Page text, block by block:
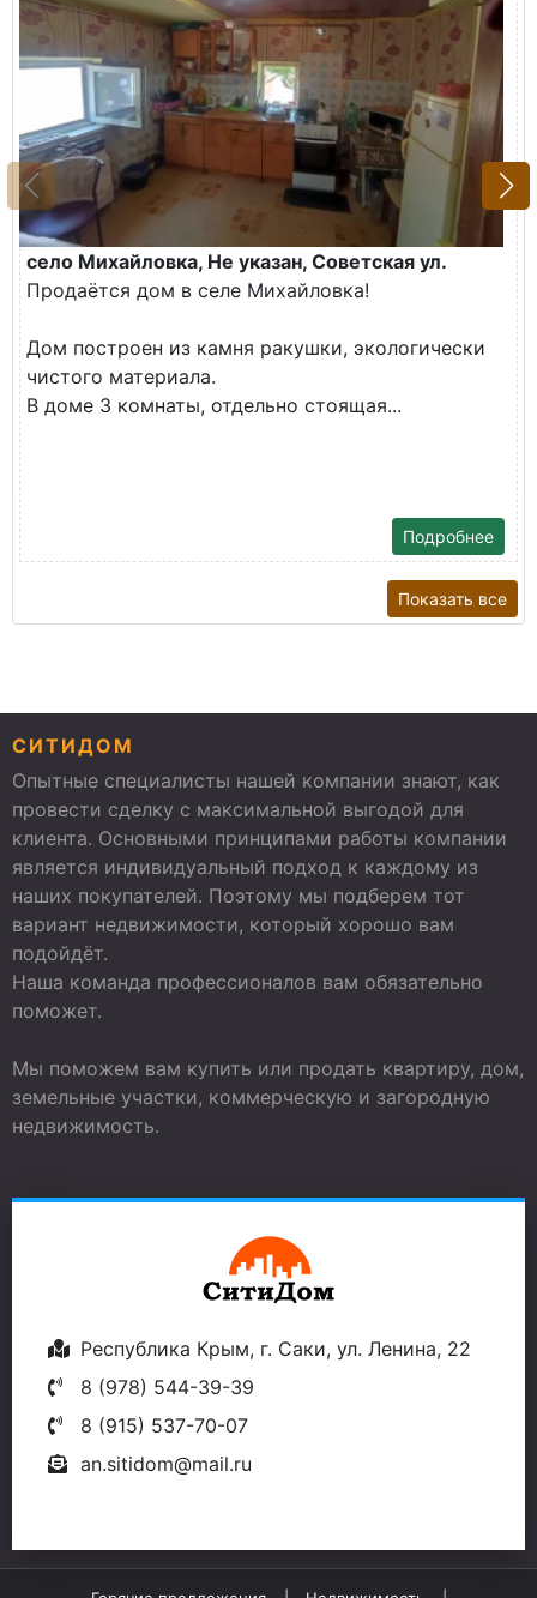
село Михайловка, Не указан, Советская ул.
Продаётся дом в селе Михайловка!
Дом построен из камня ракушки, экологически
чистого материала.
В доме 3 комнаты, отдельно стоящая...
Подробнее
Показать все
СИТИДОМ
Опытные специалисты нашей компании знают, как
провести сделку с максимальной выгодой для
клиента. Основными принципами работы компании
является индивидуальный подход к каждому из
наших покупателей. Поэтому мы подберем тот
вариант недвижимости, который хорошо вам
подойдёт.
Наша команда профессионалов вам обязательно
поможет.
Мы поможем вам купить или продать квартиру, дом,
земельные участки, коммерческую и загородную
недвижимость.
Республика Крым, г. Саки, ул. Ленина, 22
8 (978) 544-39-39
8 (915) 537-70-07
an.sitidom@mail.ru